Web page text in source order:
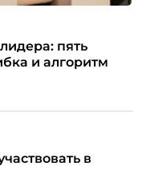
пять
и алгоритм
в